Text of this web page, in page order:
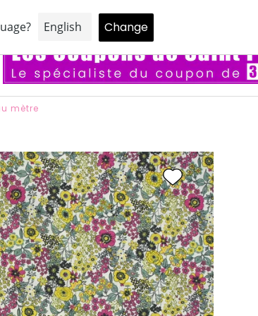
réduction de 5% sur votre premier achat en vous
mètre